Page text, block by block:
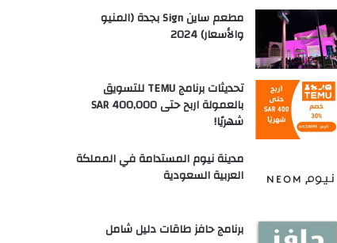
مطعم ساين Sign بجدة (المنيو
والأسعار) 2024
تحديثات برنامج TEMU للتسويق
بالعمولة اربح حتى SAR 400,000
شهريًا!
مدينة نيوم المستدامة في المملكة
العربية السعودية
برنامج حافز طاقات دليل شامل